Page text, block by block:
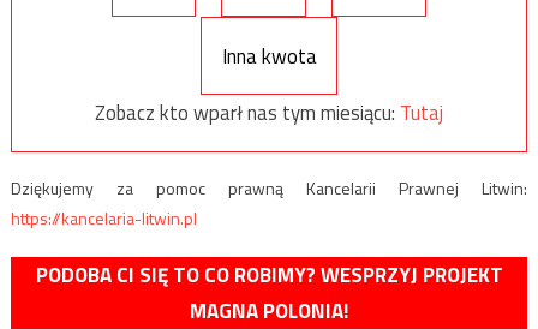
Inna kwota
Zobacz kto wparł nas tym miesiącu: Tutaj
Dziękujemy za pomoc prawną Kancelarii Prawnej Litwin:
https://kancelaria-litwin.pl
PODOBA CI SIĘ TO CO ROBIMY? WESPRZYJ PROJEKT
MAGNA POLONIA!